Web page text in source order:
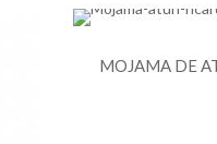
MOJAMA DE